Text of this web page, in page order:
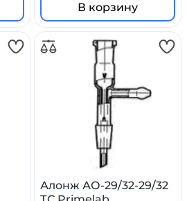
В корзину
Алонж АО-29/32-29/32